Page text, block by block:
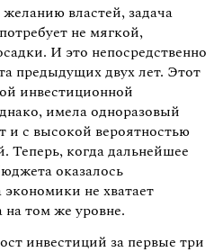
властей, задача
не мягкой,
И это непосредственно
предыдущих двух лет. Этот
инвестиционной
имела одноразовый
и с высокой вероятностью
Теперь, когда дальнейшее
оказалось
не хватает
том же уровне.
инвестиций за первые три